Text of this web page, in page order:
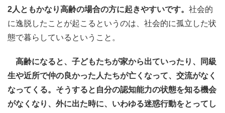
2人ともかなり高齢の場合の方に起きやすいです。 社会的
に逸脱したことが起こるというのは、社会的に孤立した状
態で暮らしているということ。
高齢になると、子どもたちが家から出ていったり、同級
生や近所で仲の良かった人たちが亡くなって、交流がなく
なってくる。そうすると自分の認知能力の状態を知る機会
がなくなり、外に出た時に、いわゆる迷惑行動をとってし